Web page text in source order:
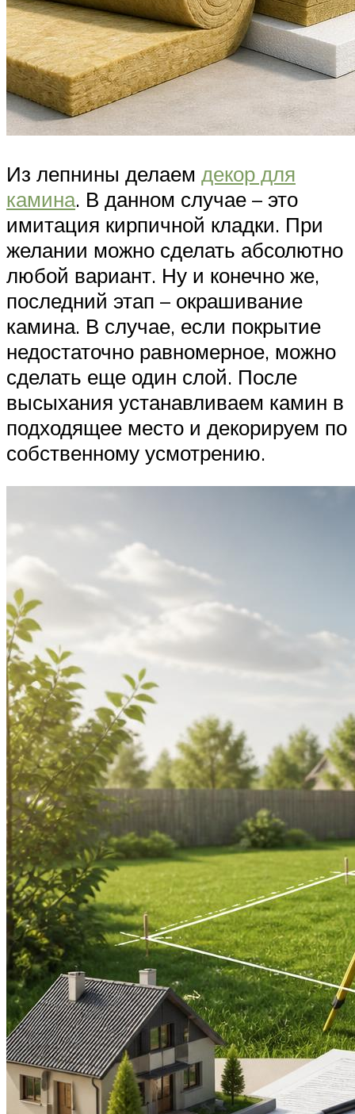
Из лепнины делаем декор для
камина. В данном случае – это
имитация кирпичной кладки. При
желании можно сделать абсолютно
любой вариант. Ну и конечно же,
последний этап – окрашивание
камина. В случае, если покрытие
недостаточно равномерное, можно
сделать еще один слой. После
высыхания устанавливаем камин в
подходящее место и декорируем по
собственному усмотрению.